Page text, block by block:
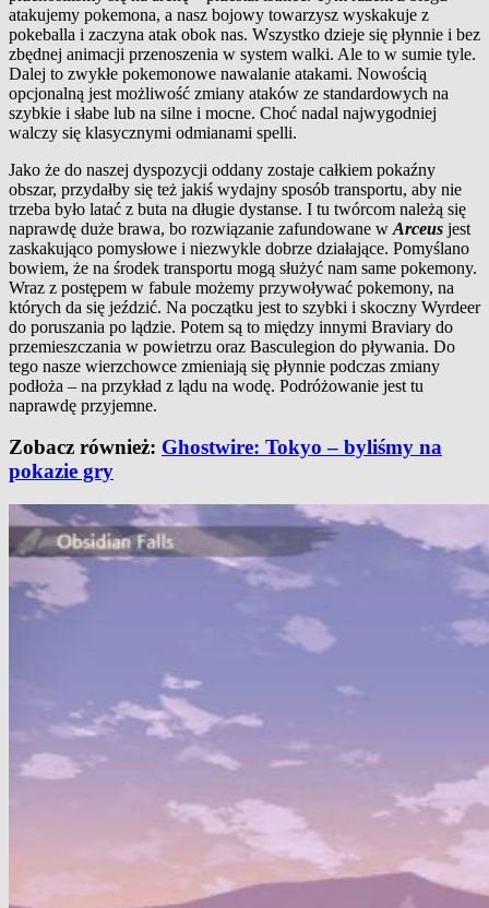
atakujemy pokemona, a nasz bojowy towarzysz wyskakuje z
pokeballa i zaczyna atak obok nas. Wszystko dzieje się płynnie i bez
zbędnej animacji przenoszenia w system walki. Ale to w sumie tyle.
Dalej to zwykłe pokemonowe nawalanie atakami. Nowością
opcjonalną jest możliwość zmiany ataków ze standardowych na
szybkie i słabe lub na silne i mocne. Choć nadal najwygodniej
walczy się klasycznymi odmianami spelli.
Jako że do naszej dyspozycji oddany zostaje całkiem pokaźny
obszar, przydałby się też jakiś wydajny sposób transportu, aby nie
trzeba było latać z buta na długie dystanse. I tu twórcom należą się
naprawdę duże brawa, bo rozwiązanie zafundowane w Arceus jest
zaskakująco pomysłowe i niezwykle dobrze działające. Pomyślano
bowiem, że na środek transportu mogą służyć nam same pokemony.
Wraz z postępem w fabule możemy przywoływać pokemony, na
których da się jeździć. Na początku jest to szybki i skoczny Wyrdeer
do poruszania po lądzie. Potem są to między innymi Braviary do
przemieszczania w powietrzu oraz Basculegion do pływania. Do
tego nasze wierzchowce zmieniają się płynnie podczas zmiany
podłoża – na przykład z lądu na wodę. Podróżowanie jest tu
naprawdę przyjemne.
Zobacz również: Ghostwire: Tokyo – byliśmy na
pokazie gry